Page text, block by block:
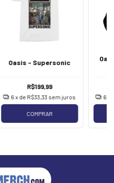
Oasis - Supersonic
R$199,99
6 x de R$33,33 sem juros
COMPRAR
6